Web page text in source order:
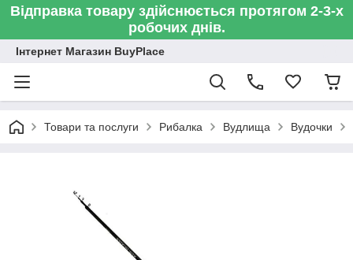
Відправка товару здійснюється протягом 2-3-х
робочих днів.
Інтернет Магазин BuyPlace
Товари та послуги Рибалка Вудлища Вудочки